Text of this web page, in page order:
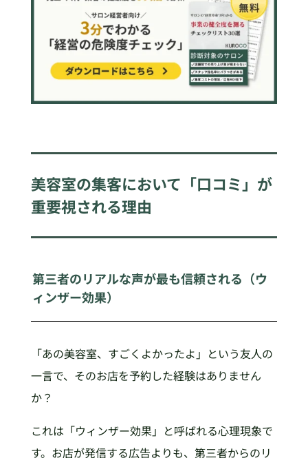
美容室の集客において「口コミ」が
重要視される理由
第三者のリアルな声が最も信頼される（ウ
ィンザー効果）
「あの美容室、すごくよかったよ」という友人の
一言で、そのお店を予約した経験はありません
か？
これは「ウィンザー効果」と呼ばれる心理現象で
す。お店が発信する広告よりも、第三者からのリ